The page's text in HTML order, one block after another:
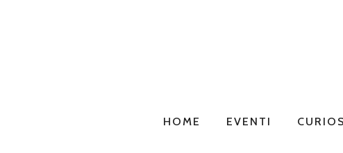
HOME EVENTI